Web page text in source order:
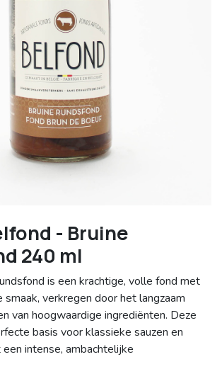
- Bruine
240 ml
is een krachtige, volle fond met
smaak, verkregen door het langzaam
van hoogwaardige ingrediënten. Deze
basis voor klassieke sauzen en
intense, ambachtelijke